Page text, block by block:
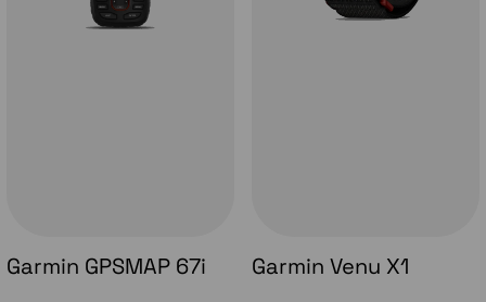
Garmin GPSMAP 67i Garmin Venu X1